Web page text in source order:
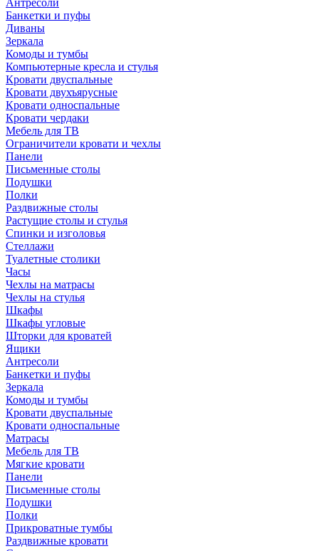
Банкетки и пуфы
Диваны
Зеркала
Комоды и тумбы
Компьютерные кресла и стулья
Кровати двуспальные
Кровати двухъярусные
Кровати односпальные
Кровати чердаки
Мебель для ТВ
Ограничители кровати и чехлы
Панели
Письменные столы
Подушки
Полки
Раздвижные столы
Растущие столы и стулья
Спинки и изголовья
Стеллажи
Туалетные столики
Часы
Чехлы на матрасы
Чехлы на стулья
Шкафы
Шкафы угловые
Шторки для кроватей
Ящики
Антресоли
Банкетки и пуфы
Зеркала
Комоды и тумбы
Кровати двуспальные
Кровати односпальные
Матрасы
Мебель для ТВ
Мягкие кровати
Панели
Письменные столы
Подушки
Полки
Прикроватные тумбы
Раздвижные кровати